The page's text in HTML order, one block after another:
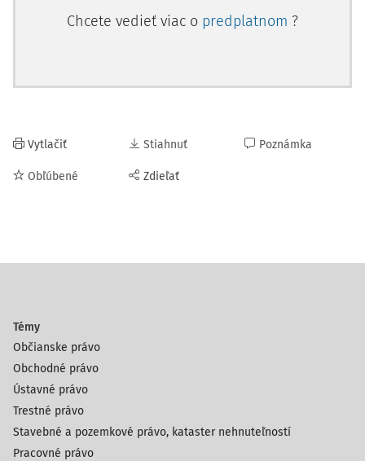
Chcete vedieť viac o predplatnom ?
Vytlačiť
Obľúbené
Stiahnuť
Zdieľať
Poznámka
Témy
Občianske právo
Obchodné právo
Ústavné právo
Trestné právo
Stavebné a pozemkové právo, kataster nehnuteľností
Pracovné právo